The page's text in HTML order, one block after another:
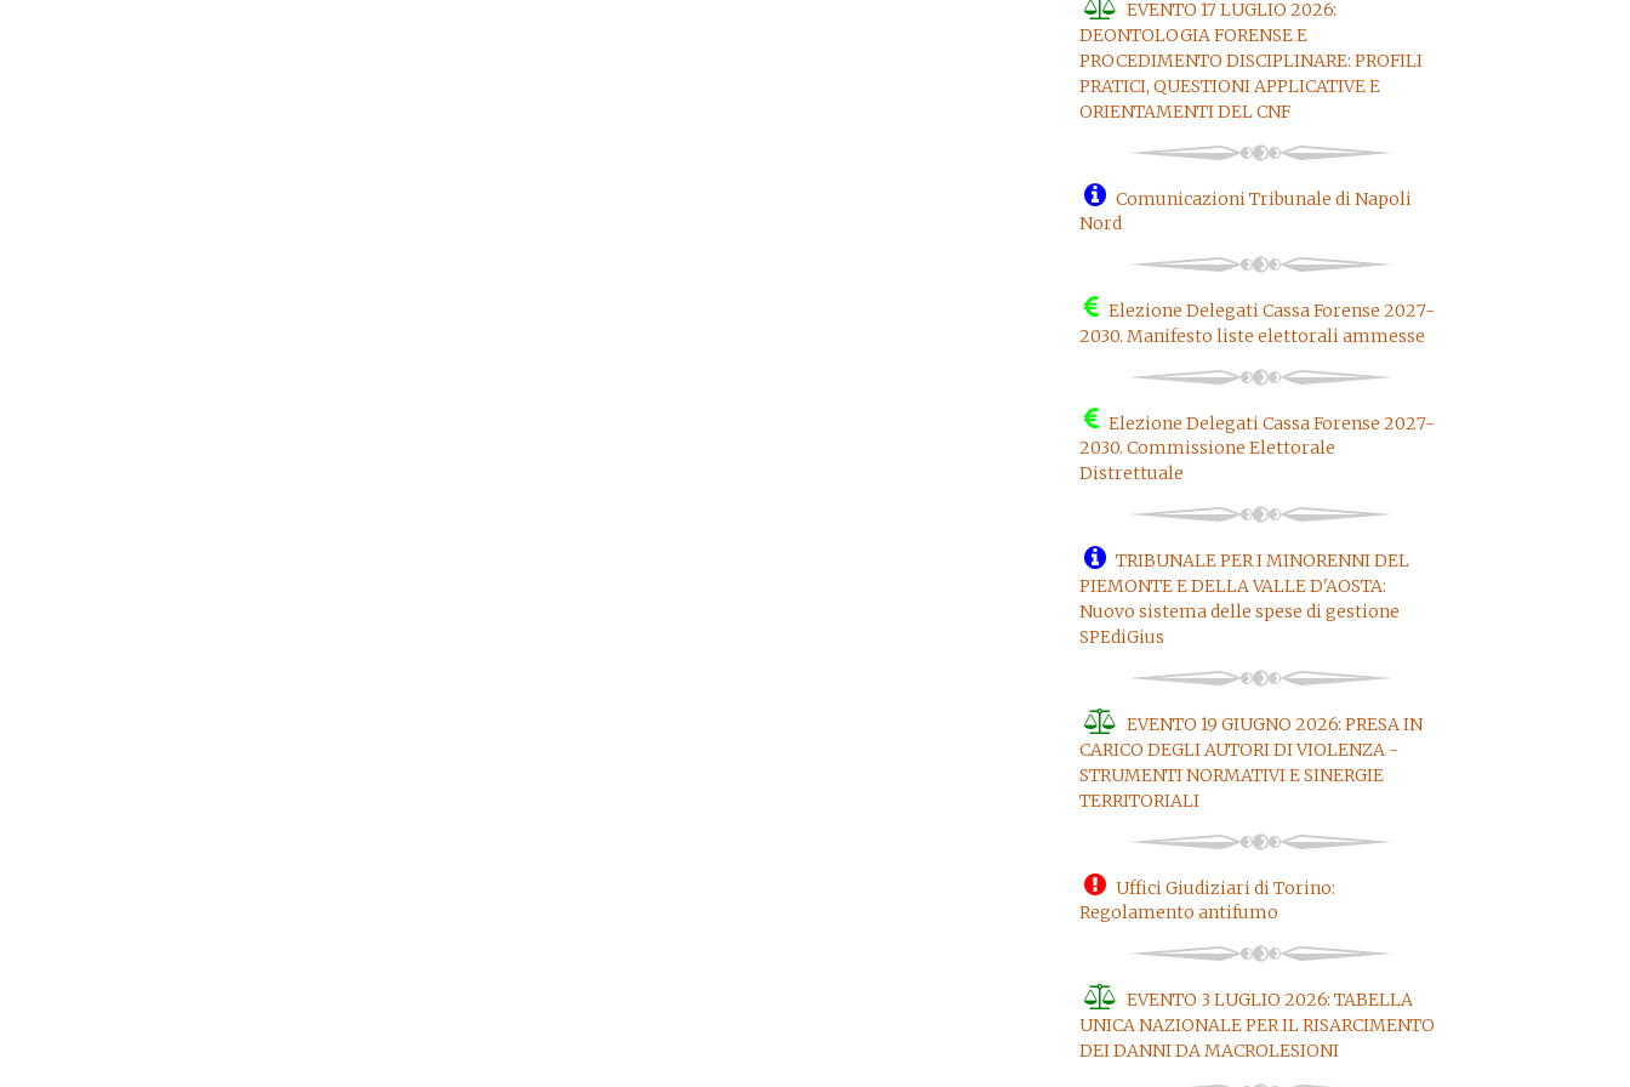
EVENTO 17 LUGLIO 2026:
DEONTOLOGIA FORENSE E
PROCEDIMENTO DISCIPLINARE: PROFILI
PRATICI, QUESTIONI APPLICATIVE E
ORIENTAMENTI DEL CNF
Comunicazioni Tribunale di Napoli
Nord
Elezione Delegati Cassa Forense 2027-
2030. Manifesto liste elettorali ammesse
Elezione Delegati Cassa Forense 2027-
2030. Commissione Elettorale
Distrettuale
TRIBUNALE PER I MINORENNI DEL
PIEMONTE E DELLA VALLE D'AOSTA:
Nuovo sistema delle spese di gestione
SPEdiGius
EVENTO 19 GIUGNO 2026: PRESA IN
CARICO DEGLI AUTORI DI VIOLENZA -
STRUMENTI NORMATIVI E SINERGIE
TERRITORIALI
Uffici Giudiziari di Torino:
Regolamento antifumo
EVENTO 3 LUGLIO 2026: TABELLA
UNICA NAZIONALE PER IL RISARCIMENTO
DEI DANNI DA MACROLESIONI